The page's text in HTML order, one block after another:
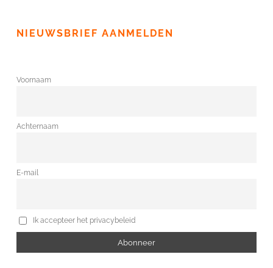
NIEUWSBRIEF AANMELDEN
Voornaam
Achternaam
E-mail
Ik accepteer het privacybeleid